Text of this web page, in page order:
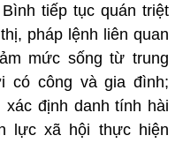
tiếp tục quán triệt
pháp lệnh liên quan
mức sống từ trung
có công và gia đình;
định danh tính hài
lực xã hội thực hiện